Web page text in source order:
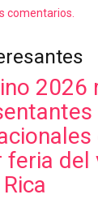
comentarios.
2026
feria del